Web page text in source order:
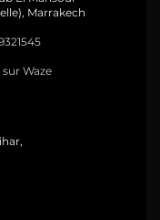
Marrakech
sur Waze